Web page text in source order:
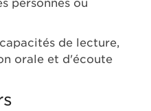
personnes ou
de lecture,
orale et d'écoute